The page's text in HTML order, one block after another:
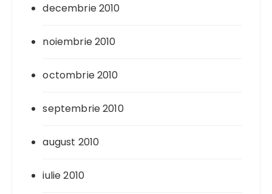
decembrie 2010
noiembrie 2010
octombrie 2010
septembrie 2010
august 2010
iulie 2010